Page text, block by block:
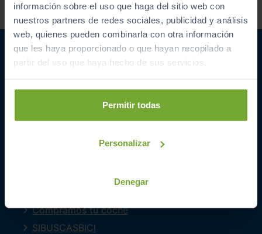
información sobre el uso que haga del sitio web con
nuestros partners de redes sociales, publicidad y análisis
web, quienes pueden combinarla con otra información
que les haya proporcionado o que hayan recopilado a
partir del uso que haya hecho de sus servicios.
Permitir todas
Personalizar
Denegar
promociones de Automóviles
PROVOS S.L.
ENLACES INTERESANTES
Coches de segunda mano
Compramos tu coche
SIBUSCASBICI